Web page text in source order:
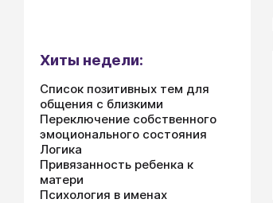
Хиты недели:
Список позитивных тем для
общения с близкими
Переключение собственного
эмоционального состояния
Логика
Привязанность ребенка к
матери
Психология в именах